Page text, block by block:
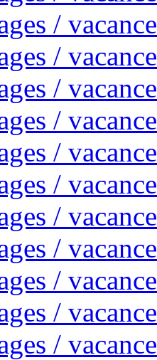
/
/
/
/
/
/
/
/
/
/
/